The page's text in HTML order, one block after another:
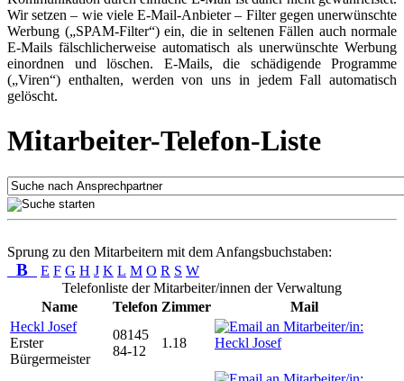
Wir setzen – wie viele E-Mail-Anbieter – Filter gegen unerwünschte
Werbung („SPAM-Filter“) ein, die in seltenen Fällen auch normale
E-Mails fälschlicherweise automatisch als unerwünschte Werbung
einordnen und löschen. E-Mails, die schädigende Programme
(„Viren“) enthalten, werden von uns in jedem Fall automatisch
gelöscht.
Mitarbeiter-Telefon-Liste
Sprung zu den Mitarbeitern mit dem Anfangsbuchstaben:
B E F G H J K L M O R S W
Telefonliste der Mitarbeiter/innen der Verwaltung
Name
Telefon Zimmer
Mail
Heckl Josef
Erster
Bürgermeister
08145
84-12
1.18